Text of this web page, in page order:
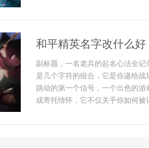
和平精英名字改什么
副标题，一名老兵的起名心法全
是几个字符的组合，它是你递给
跳动的第一个信号，一个出色的
或寄托情怀，它不仅关乎你如何